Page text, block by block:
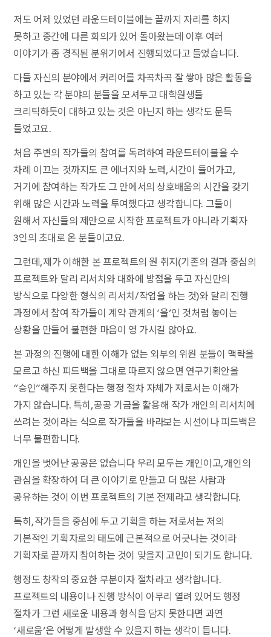
저도 어제 있었던 라운드테이블에는 끝까지 자리를 하지
못하고 중간에 다른 회의가 있어 돌아왔는데 이후 여러
이야기가 좀 경직된 분위기에서 진행되었다고 들었습니다.
다들 자신의 분야에서 커리어를 차곡차곡 잘 쌓아 많은 활동을
하고 있는 각 분야의 분들을 모셔두고 대학원생들
크리틱하듯이 대하고 있는 것은 아닌지 하는 생각도 문득
들었고요.
처음 주변의 작가들의 참여를 독려하여 라운드테이블을 수
차례 이끄는 것까지도 큰 에너지와 노력, 시간이 들어가고,
거기에 참여하는 작가도 그 안에서의 상호배움의 시간을 갖기
위해 많은 시간과 노력을 투여했다고 생각합니다. 그들이
원해서 자신들의 제안으로 시작한 프로젝트가 아니라 기획자
3인의 초대로 온 분들이고요.
그런데, 제가 이해한 본 프로젝트의 원 취지(기존의 결과 중심의
프로젝트와 달리 리서치와 대화에 방점을 두고 자신만의
방식으로 다양한 형식의 리서치/작업을 하는 것)와 달리 진행
과정에서 참여 작가들이 계약 관계의 ‘을’인 것처럼 놓이는
상황을 만들어 불편한 마음이 영 가시길 않아요.
본 과정의 진행에 대한 이해가 없는 외부의 위원 분들이 맥락을
모르고 하신 피드백을 그대로 따르지 않으면 연구기획안을
“승인”해주지 못한다는 행정 절차 자체가 저로서는 이해가
가지 않습니다. 특히, 공공 기금을 활용해 작가 개인의 리서치에
쓰려는 것이라는 식으로 작가들을 바라보는 시선이나 피드백은
너무 불편합니다.
개인을 벗어난 공공은 없습니다 우리 모두는 개인이고, 개인의
관심을 확장하여 더 큰 이야기로 만들고 더 많은 사람과
공유하는 것이 이번 프로젝트의 기본 전제라고 생각합니다.
특히, 작가들을 중심에 두고 기획을 하는 저로서는 저의
기본적인 기획자로의 태도에 근본적으로 어긋나는 것이라
기획자로 끝까지 참여하는 것이 맞을지 고민이 되기도 합니다.
행정도 창작의 중요한 부분이자 절차라고 생각합니다.
프로젝트의 내용이나 진행 방식이 아무리 열려 있어도 행정
절차가 그런 새로운 내용과 형식을 담지 못한다면 과연
‘새로움’은 어떻게 발생할 수 있을지 하는 생각이 듭니다.